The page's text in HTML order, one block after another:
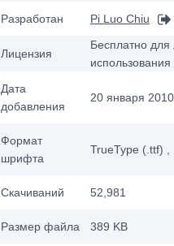
Разработан Pi Luo Chiu
Лицензия
Бесплатно для
использования
Дата
добавления
20 января 2010
Формат
шрифта
TrueType (.ttf)
Скачиваний 52,981
Размер файла 389 KB